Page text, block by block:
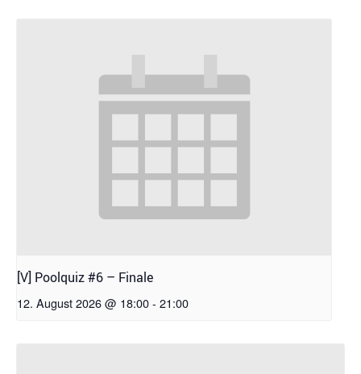
[V] Poolquiz #6 – Finale
12. August 2026 @ 18:00- 21:00